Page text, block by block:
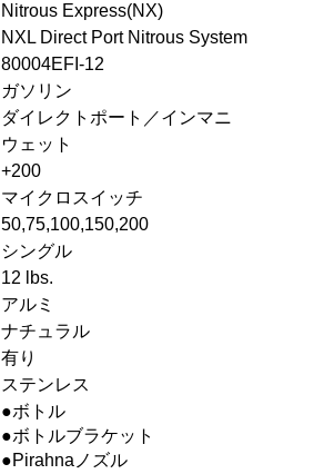
Nitrous Express(NX)
NXL Direct Port Nitrous System
80004EFI-12
ガソリン
ダイレクトポート／インマニ
ウェット
+200
マイクロスイッチ
50,75,100,150,200
シングル
12 lbs.
アルミ
ナチュラル
有り
ステンレス
●ボトル
●ボトルブラケット
●Pirahnaノズル